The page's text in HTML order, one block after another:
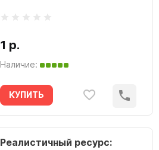
1 р.
Наличие:
КУПИТЬ
Реалистичный ресурс: